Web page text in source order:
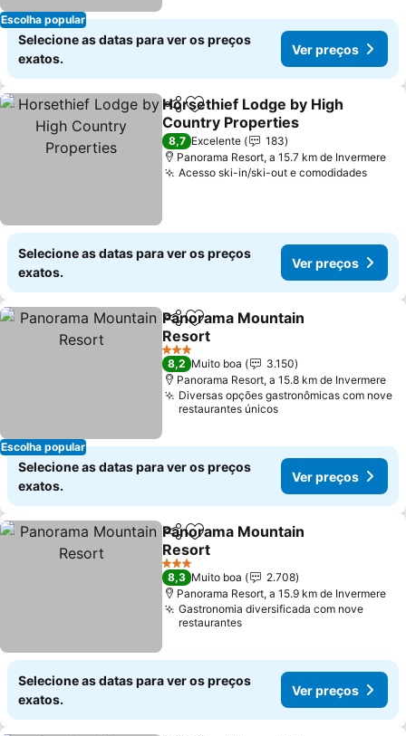
Escolha popular
Selecione as datas para ver os preços
exatos.
Ver preços
PartilharAdicionar aos favoritos
Horsethief Lodge by High
Country Properties
Ver preços
8,7 Excelente
183
Panorama Resort, a 15.7 km de Invermere
Acesso ski-in/ski-out e comodidadesVer
Selecione as datas para ver os preços
exatos.
Ver preços
Escolha popular
PartilharAdicionar aos favoritos
Panorama Mountain
Resort
Ver preços
3 Estrelas
8,2 Muito boa
3.150
Panorama Resort, a 15.8 km de Invermere
Diversas opções gastronômicas com nove
restaurantes únicos
Selecione as datas para ver os preços
exatos.
Ver preços
PartilharAdicionar aos favoritos
Panorama Mountain
Resort
Ver preços
3 Estrelas
8,3 Muito boa
2.708
Panorama Resort, a 15.9 km de Invermere
Gastronomia diversificada com nove
restaurantes
Selecione as datas para ver os preços
exatos.
Ver preços